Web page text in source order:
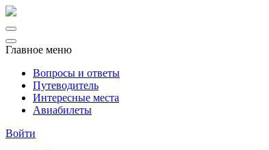
Главное меню
Вопросы и ответы
Путеводитель
Интересные места
Авиабилеты
Войти